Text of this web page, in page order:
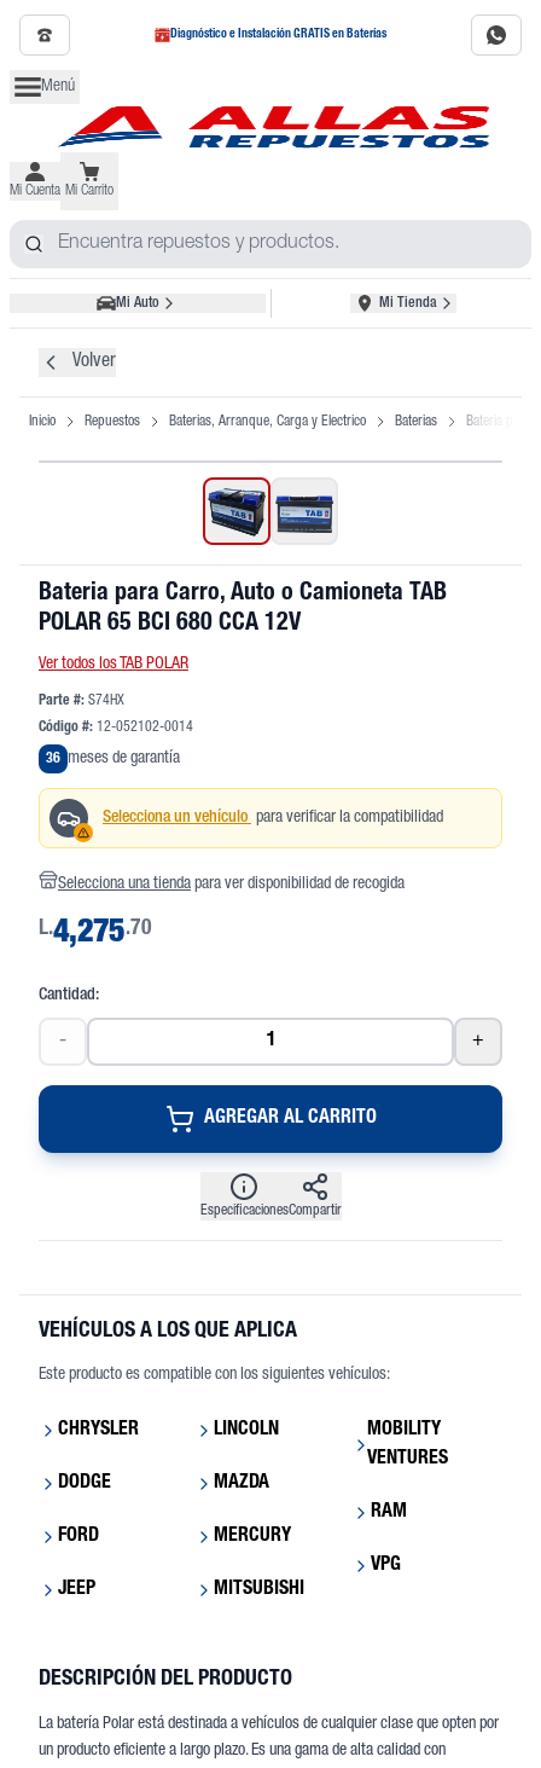
Diagnóstico e Instalación GRATIS en Baterías
Menú
Mi Cuenta Mi Carrito
Mi Auto Mi Tienda
Volver
Inicio Repuestos Baterias, Arranque, Carga y Electrico Baterias Bateria para
Bateria para Carro, Auto o Camioneta TAB
POLAR 65 BCI 680 CCA 12V
Ver todos los TAB POLAR
Parte #: S74HX
Código #: 12-052102-0014
36 meses de garantía
Selecciona un vehículo para verificar la compatibilidad
Selecciona una tienda para ver disponibilidad de recogida
L.4,275.70
Cantidad:
- +
AGREGAR AL CARRITO
EspecificacionesCompartir
VEHÍCULOS A LOS QUE APLICA
Este producto es compatible con los siguientes vehículos:
CHRYSLER
DODGE
FORD
JEEP
LINCOLN
MAZDA
MERCURY
MITSUBISHI
MOBILITY
VENTURES
RAM
VPG
DESCRIPCIÓN DEL PRODUCTO
La batería Polar está destinada a vehículos de cualquier clase que opten por
un producto eficiente a largo plazo. Es una gama de alta calidad con